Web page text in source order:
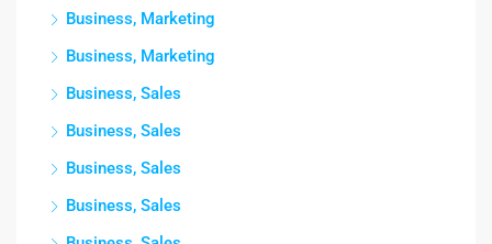
Business, Marketing
Business, Marketing
Business, Sales
Business, Sales
Business, Sales
Business, Sales